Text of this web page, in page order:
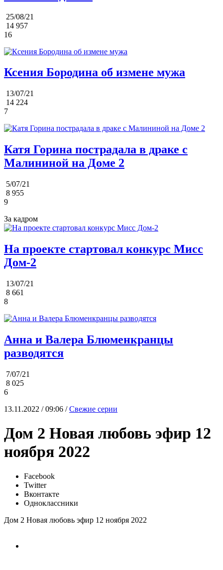
25/08/21
14 957
16
Ксения Бородина об измене мужа
13/07/21
14 224
7
Катя Горина пострадала в драке с
Малининой на Доме 2
5/07/21
8 955
9
За кадром
На проекте стартовал конкурс Мисс
Дом-2
13/07/21
8 661
8
Анна и Валера Блюменкранцы
разводятся
7/07/21
8 025
6
13.11.2022 / 09:06 /Свежие серии
Дом 2 Новая любовь эфир 12
ноября 2022
Facebook
Twitter
Вконтакте
Одноклассники
Дом 2 Новая любовь эфир 12 ноября 2022